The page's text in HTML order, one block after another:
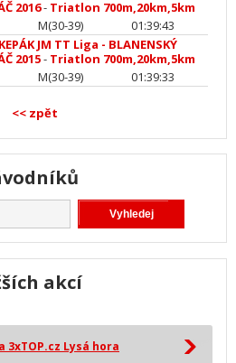
2016- Triatlon 700m,20km,5km
M(30-39)
01:39:43
JM TT Liga - BLANENSKÝ
2015- Triatlon 700m,20km,5km
M(30-39) 01:39:33
<< zpět
akcí
3xTOP.cz Lysá hora